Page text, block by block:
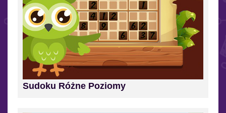
Sudoku Różne Poziomy